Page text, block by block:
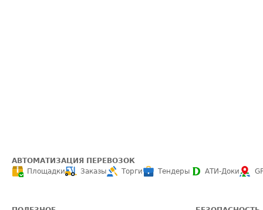
АВТОМАТИЗАЦИЯ ПЕРЕВОЗОК
Площадки
Заказы Торги Тендеры АТИ-Доки